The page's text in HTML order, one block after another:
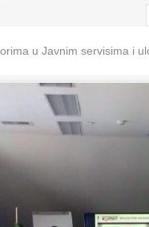
u Javnim servisima i